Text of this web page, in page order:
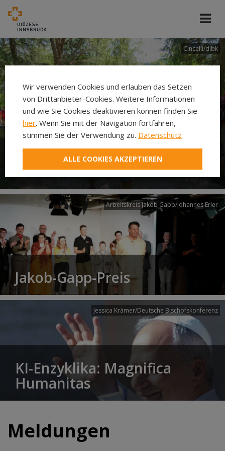
Cincelli/dibk
Neuer Pilgerweg Via
Laudato si’
Arbeitskreis Jakob Gapp/Johannes Erler
Jakob-Gapp-Preis
Jessica Krämer/Deutsche Bischofskonferenz
KI-Enzyklika: Magnifica
Humanitas
Meldungen
Wir verwenden Cookies und erlauben das Setzen
von Drittanbieter-Cookies. Weitere Informationen
und wie Sie Cookies deaktivieren können finden Sie
hier. Wenn Sie mit der Navigation fortfahren,
stimmen Sie der Verwendung zu. Datenschutz
ALLE COOKIES AKZEPTIEREN